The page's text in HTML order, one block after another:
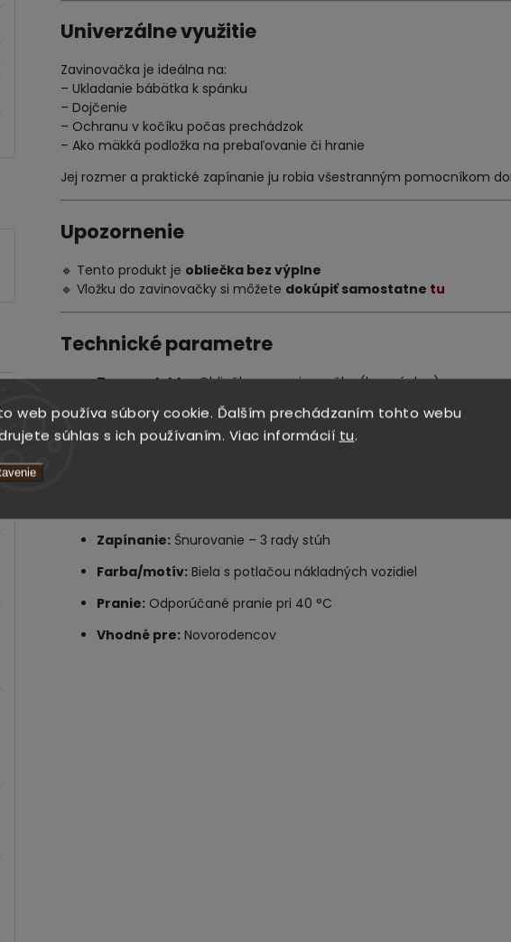
web používa súbory cookie. Ďalším prechádzaním tohto webu
súhlas s ich používaním. Viac informácií tu.
Univerzálne využitie
Zavinovačka je ideálna na:
– Ukladanie bábätka k spánku
– Dojčenie
– Ochranu v kočíku počas prechádzok
– Ako mäkká podložka na prebaľovanie či hranie
Jej rozmer a praktické zapínanie ju robia všestranným pomocníkom
Upozornenie
🔹 Tento produkt je obliečka bez výplne
🔹 Vložku do zavinovačky si môžete dokúpiť samostatne tu
Technické parametre
Typ produktu:Obliečka na zavinovačku (bez výplne)
Rozmer:
73 × 73 cm - vhodný pre vložky do zavinovačky z dutého
120 × 37 cm - vhodný pre vložky do zavinovačky z dutého
Zapínanie: Šnurovanie – 3 rady stúh
Farba/motív: Biela s potlačou nákladných vozidiel
Pranie: Odporúčané pranie pri 40 °C
Vhodné pre: Novorodencov